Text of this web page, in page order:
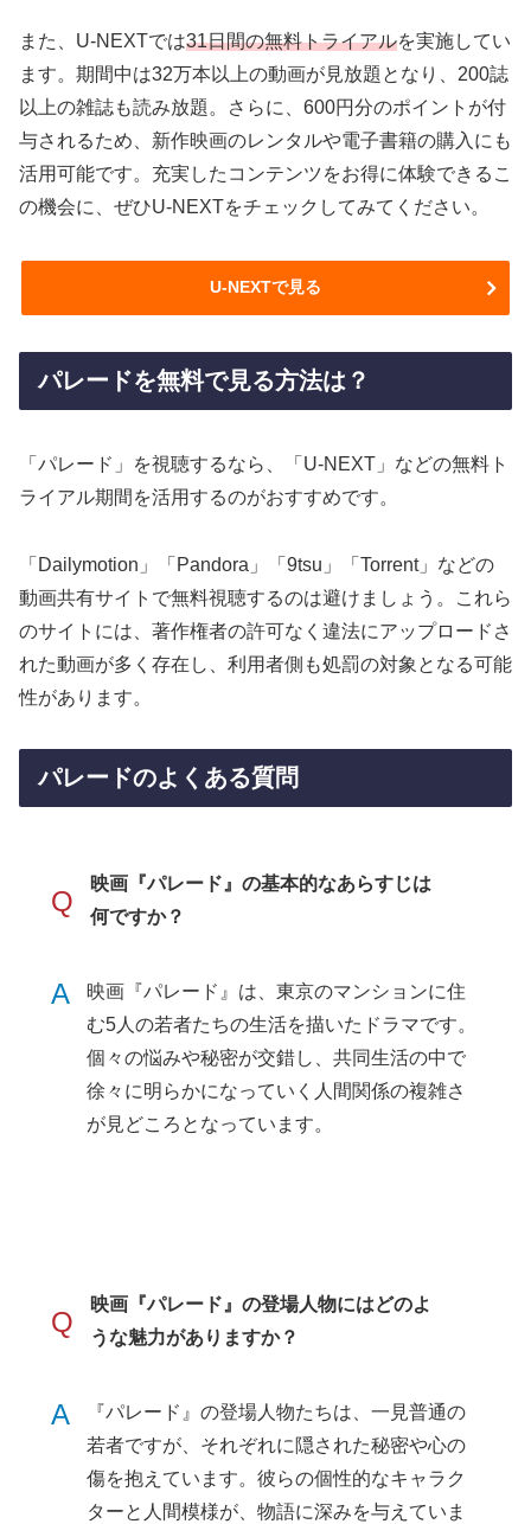
また、U-NEXTでは31日間の無料トライアルを実施してい
ます。期間中は32万本以上の動画が見放題となり、200誌
以上の雑誌も読み放題。さらに、600円分のポイントが付
与されるため、新作映画のレンタルや電子書籍の購入にも
活用可能です。充実したコンテンツをお得に体験できるこ
の機会に、ぜひU-NEXTをチェックしてみてください。
U-NEXTで見る
パレードを無料で見る方法は？
「パレード」を視聴するなら、「U-NEXT」などの無料ト
ライアル期間を活用するのがおすすめです。
「Dailymotion」「Pandora」「9tsu」「Torrent」などの
動画共有サイトで無料視聴するのは避けましょう。これら
のサイトには、著作権者の許可なく違法にアップロードさ
れた動画が多く存在し、利用者側も処罰の対象となる可能
性があります。
パレードのよくある質問
Q
映画『パレード』の基本的なあらすじは
何ですか？
A
映画『パレード』は、東京のマンションに住
む5人の若者たちの生活を描いたドラマです。
個々の悩みや秘密が交錯し、共同生活の中で
徐々に明らかになっていく人間関係の複雑さ
が見どころとなっています。
Q
映画『パレード』の登場人物にはどのよ
うな魅力がありますか？
A
『パレード』の登場人物たちは、一見普通の
若者ですが、それぞれに隠された秘密や心の
傷を抱えています。彼らの個性的なキャラク
ターと人間模様が、物語に深みを与えていま